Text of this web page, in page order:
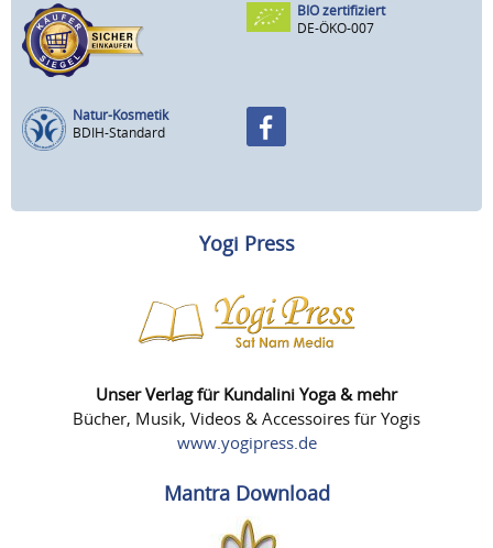
BIO zertifiziert
DE-ÖKO-007
Natur-Kosmetik
BDIH-Standard
Yogi Press
Unser Verlag für Kundalini Yoga & mehr
Bücher, Musik, Videos & Accessoires für Yogis
www.yogipress.de
Mantra Download